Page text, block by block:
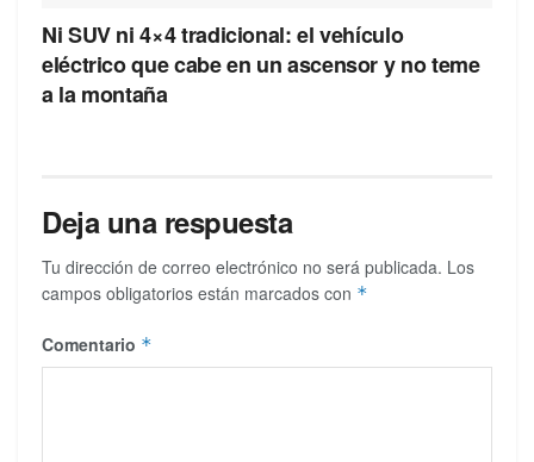
Ni SUV ni 4×4 tradicional: el vehículo
eléctrico que cabe en un ascensor y no teme
a la montaña
Deja una respuesta
Tu dirección de correo electrónico no será publicada. Los
campos obligatorios están marcados con *
Comentario *